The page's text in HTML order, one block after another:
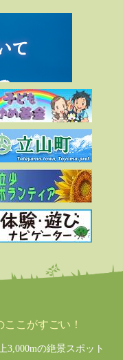
ここがすごい！
3,000mの絶景スポット